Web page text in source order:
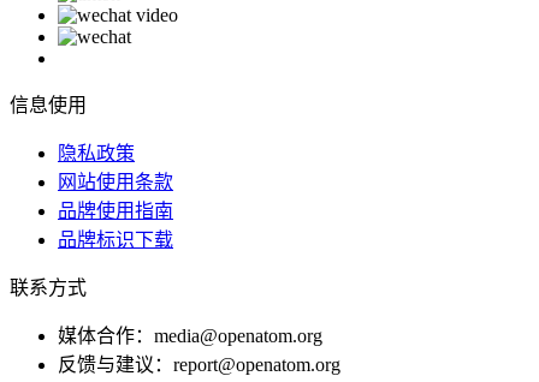
信息使用
隐私政策
网站使用条款
品牌使用指南
品牌标识下载
联系方式
媒体合作：media@openatom.org
反馈与建议：report@openatom.org